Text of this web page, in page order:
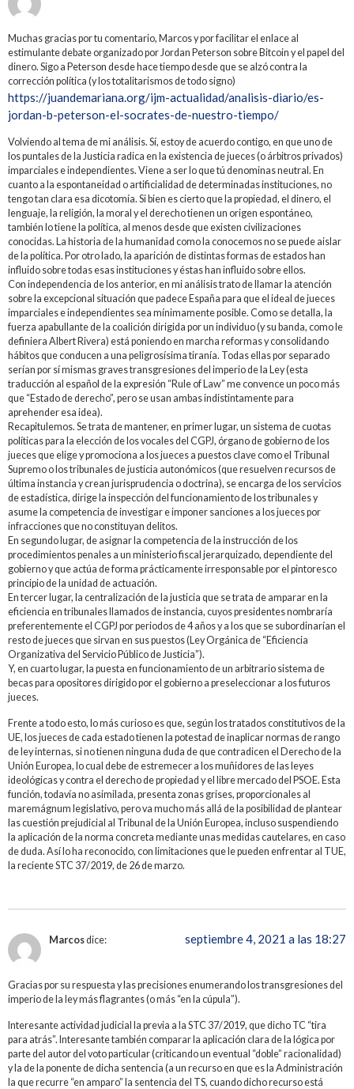
Muchas gracias por tu comentario, Marcos y por facilitar el enlace al
estimulante debate organizado por Jordan Peterson sobre Bitcoin y el papel del
dinero. Sigo a Peterson desde hace tiempo desde que se alzó contra la
corrección política (y los totalitarismos de todo signo)
https://juandemariana.org/ijm-actualidad/analisis-diario/es-
jordan-b-peterson-el-socrates-de-nuestro-tiempo/
Volviendo al tema de mi análisis. Sí, estoy de acuerdo contigo, en que uno de
los puntales de la Justicia radica en la existencia de jueces (o árbitros privados)
imparciales e independientes. Viene a ser lo que tú denominas neutral. En
cuanto a la espontaneidad o artificialidad de determinadas instituciones, no
tengo tan clara esa dicotomía. Si bien es cierto que la propiedad, el dinero, el
lenguaje, la religión, la moral y el derecho tienen un origen espontáneo,
también lo tiene la política, al menos desde que existen civilizaciones
conocidas. La historia de la humanidad como la conocemos no se puede aislar
de la política. Por otro lado, la aparición de distintas formas de estados han
influido sobre todas esas instituciones y éstas han influido sobre ellos.
Con independencia de los anterior, en mi análisis trato de llamar la atención
sobre la excepcional situación que padece España para que el ideal de jueces
imparciales e independientes sea mínimamente posible. Como se detalla, la
fuerza apabullante de la coalición dirigida por un individuo (y su banda, como le
definiera Albert Rivera) está poniendo en marcha reformas y consolidando
hábitos que conducen a una peligrosísima tiranía. Todas ellas por separado
serían por sí mismas graves transgresiones del imperio de la Ley (esta
traducción al español de la expresión “Rule of Law” me convence un poco más
que “Estado de derecho”, pero se usan ambas indistintamente para
aprehender esa idea).
Recapitulemos. Se trata de mantener, en primer lugar, un sistema de cuotas
políticas para la elección de los vocales del CGPJ, órgano de gobierno de los
jueces que elige y promociona a los jueces a puestos clave como el Tribunal
Supremo o los tribunales de justicia autonómicos (que resuelven recursos de
última instancia y crean jurisprudencia o doctrina), se encarga de los servicios
de estadística, dirige la inspección del funcionamiento de los tribunales y
asume la competencia de investigar e imponer sanciones a los jueces por
infracciones que no constituyan delitos.
En segundo lugar, de asignar la competencia de la instrucción de los
procedimientos penales a un ministerio fiscal jerarquizado, dependiente del
gobierno y que actúa de forma prácticamente irresponsable por el pintoresco
principio de la unidad de actuación.
En tercer lugar, la centralización de la justicia que se trata de amparar en la
eficiencia en tribunales llamados de instancia, cuyos presidentes nombraría
preferentemente el CGPJ por periodos de 4 años y a los que se subordinarían el
resto de jueces que sirvan en sus puestos (Ley Orgánica de “Eficiencia
Organizativa del Servicio Público de Justicia”).
Y, en cuarto lugar, la puesta en funcionamiento de un arbitrario sistema de
becas para opositores dirigido por el gobierno a preseleccionar a los futuros
jueces.
Frente a todo esto, lo más curioso es que, según los tratados constitutivos de la
UE, los jueces de cada estado tienen la potestad de inaplicar normas de rango
de ley internas, si no tienen ninguna duda de que contradicen el Derecho de la
Unión Europea, lo cual debe de estremecer a los muñidores de las leyes
ideológicas y contra el derecho de propiedad y el libre mercado del PSOE. Esta
función, todavía no asimilada, presenta zonas grises, proporcionales al
maremágnum legislativo, pero va mucho más allá de la posibilidad de plantear
las cuestión prejudicial al Tribunal de la Unión Europea, incluso suspendiendo
la aplicación de la norma concreta mediante unas medidas cautelares, en caso
de duda. Así lo ha reconocido, con limitaciones que le pueden enfrentar al TUE,
la reciente STC 37/2019, de 26 de marzo.
Marcosdice: septiembre 4, 2021 a las 18:27
Gracias por su respuesta y las precisiones enumerando los transgresiones del
imperio de la ley más flagrantes (o más “en la cúpula”).
Interesante actividad judicial la previa a la STC 37/2019, que dicho TC “tira
para atrás”. Interesante también comparar la aplicación clara de la lógica por
parte del autor del voto particular (criticando un eventual “doble” racionalidad)
y la de la ponente de dicha sentencia (a un recurso en que es la Administración
la que recurre “en amparo” la sentencia del TS, cuando dicho recurso está